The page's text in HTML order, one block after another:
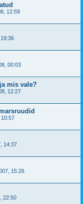
12:59
00:03
mis vale?
12:27
14:37
15:26
22:50